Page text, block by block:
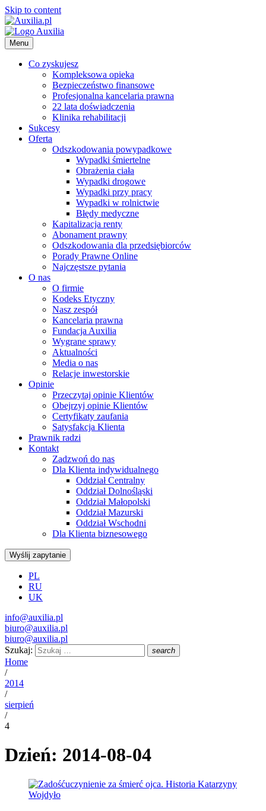
Skip to content
Menu
Co zyskujesz
Kompleksowa opieka
Bezpieczeństwo finansowe
Profesjonalna kancelaria prawna
22 lata doświadczenia
Klinika rehabilitacji
Sukcesy
Oferta
Odszkodowania powypadkowe
Wypadki śmiertelne
Obrażenia ciała
Wypadki drogowe
Wypadki przy pracy
Wypadki w rolnictwie
Błędy medyczne
Kapitalizacja renty
Abonament prawny
Odszkodowania dla przedsiębiorców
Porady Prawne Online
Najczęstsze pytania
O nas
O firmie
Kodeks Etyczny
Nasz zespół
Kancelaria prawna
Fundacja Auxilia
Wygrane sprawy
Aktualności
Media o nas
Relacje inwestorskie
Opinie
Przeczytaj opinie Klientów
Obejrzyj opinie Klientów
Certyfikaty zaufania
Satysfakcja Klienta
Prawnik radzi
Kontakt
Zadzwoń do nas
Dla Klienta indywidualnego
Oddział Centralny
Oddział Dolnośląski
Oddział Małopolski
Oddział Mazurski
Oddział Wschodni
Dla Klienta biznesowego
Wyślij zapytanie
PL
RU
UK
info@auxilia.pl
biuro@auxilia.pl
biuro@auxilia.pl
Szukaj:
search
Home
/
2014
/
sierpień
/
4
Dzień: 2014-08-04